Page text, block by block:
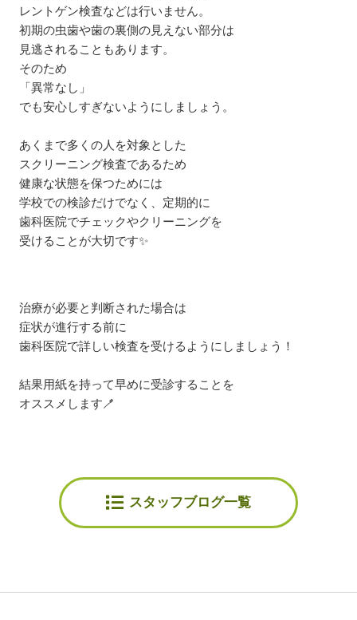
レントゲン検査などは行いません。
初期の虫歯や歯の裏側の見えない部分は
見逃されることもあります。
そのため
「異常なし」
でも安心しすぎないようにしましょう。
あくまで多くの人を対象とした
スクリーニング検査であるため
健康な状態を保つためには
学校での検診だけでなく、定期的に
歯科医院でチェックやクリーニングを
受けることが大切です✨
治療が必要と判断された場合は
症状が進行する前に
歯科医院で詳しい検査を受けるようにしましょう！
結果用紙を持って早めに受診することを
オススメします🪥
スタッフブログ一覧